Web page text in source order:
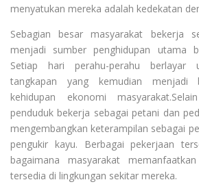
menyatukan mereka adalah kedekatan
Sebagian besar masyarakat bekerja
menjadi sumber penghidupan utama
Setiap hari perahu-perahu berlayar
tangkapan yang kemudian menjadi
kehidupan ekonomi
penduduk bekerja sebagai petani dan
mengembangkan keterampilan sebagai
pengukir kayu. Berbagai pekerjaan
bagaimana masyarakat
tersedia di lingkungan sekitar mereka.